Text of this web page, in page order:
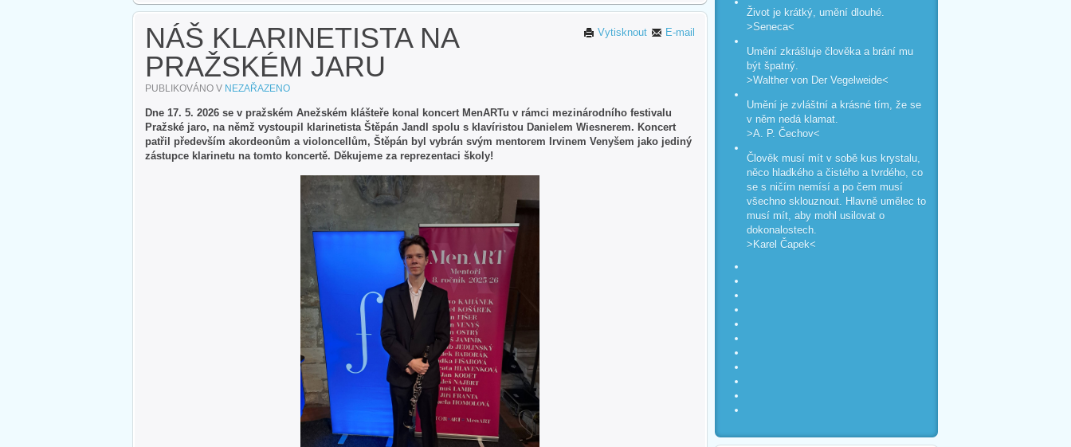
E-mail
Vytisknout
NÁŠ KLARINETISTA NA
PRAŽSKÉM JARU
PUBLIKOVÁNO V NEZAŘAZENO
Dne 17. 5. 2026 se v pražském Anežském klášteře konal koncert MenARTu v rámci mezinárodního festivalu
Pražské jaro, na němž vystoupil klarinetista Štěpán Jandl spolu s klavíristou Danielem Wiesnerem. Koncert
patřil především akordeonům a violoncellům, Štěpán byl vybrán svým mentorem Irvinem Venyšem jako jediný
zástupce klarinetu na tomto koncertě. Děkujeme za reprezentaci školy!
Život je krátký, umění dlouhé.
>Seneca<
Umění zkrášluje člověka a brání mu
být špatný.
>Walther von Der Vegelweide<
Umění je zvláštní a krásné tím, že se
v něm nedá klamat.
>A. P. Čechov<
Člověk musí mít v sobě kus krystalu,
něco hladkého a čistého a tvrdého, co
se s ničím nemísí a po čem musí
všechno sklouznout. Hlavně umělec to
musí mít, aby mohl usilovat o
dokonalostech.
>Karel Čapek<